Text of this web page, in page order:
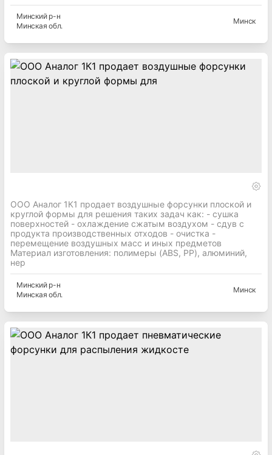
Минскийр-н
Минская обл.
Минск
ООО Аналог 1К1 продает воздушные форсунки плоской и
круглой формы для решения таких задач как: - сушка
поверхностей - охлаждение сжатым воздухом - сдув с
продукта производственных отходов - очистка -
перемещение воздушных масс и иных предметов
Материал изготовления: полимеры (ABS, PP), алюминий,
нер
Минскийр-н
Минская обл.
Минск